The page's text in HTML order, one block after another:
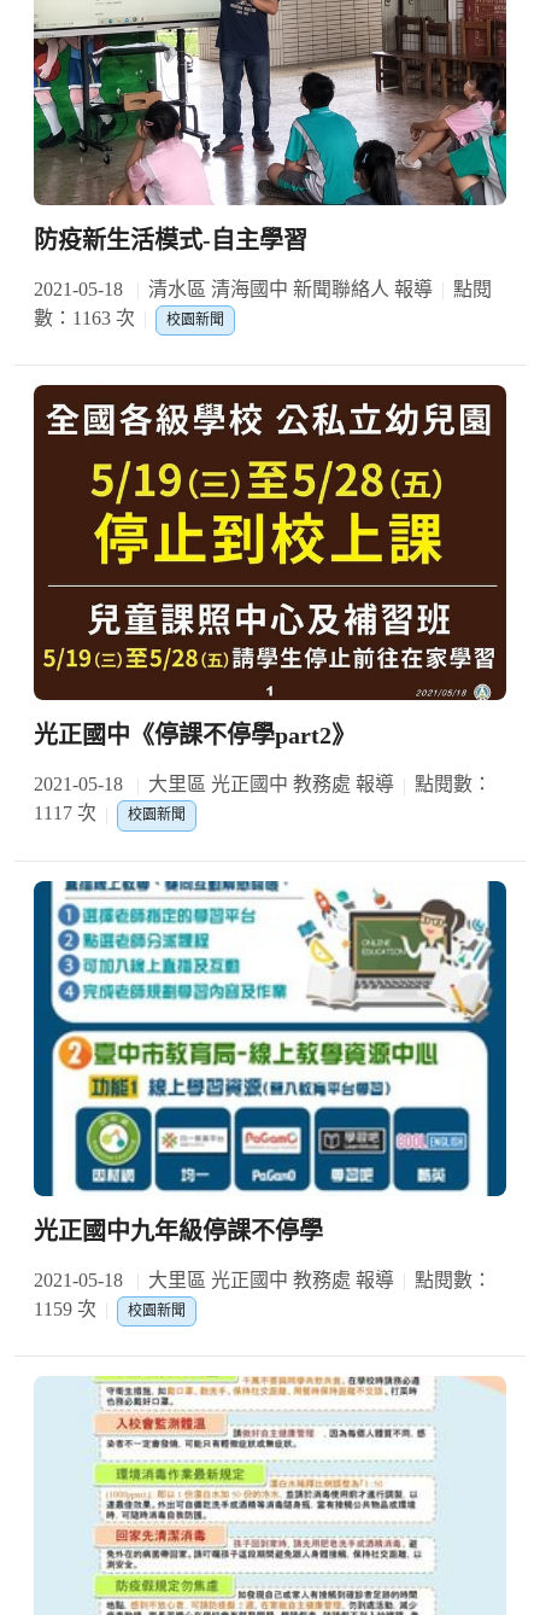
防疫新生活模式-自主學習
2021-05-18 清水區 清海國中 新聞聯絡人 報導
點閱
數：1163 次
校園新聞
光正國中《停課不停學part2》
2021-05-18 大里區 光正國中 教務處 報導
點閱數：
1117 次
校園新聞
光正國中九年級停課不停學
2021-05-18 大里區 光正國中 教務處 報導
點閱數：
1159 次
校園新聞